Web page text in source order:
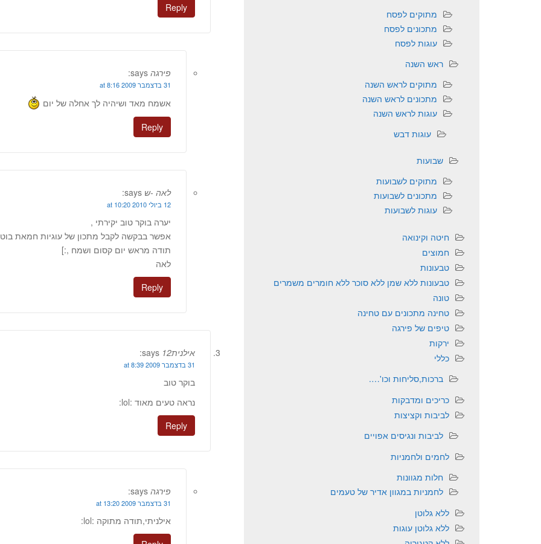
Reply
פירגה says:
31 בדצמבר 2009 at 8:16
אשמח מאד ושיהיה לך אחלה של יום
Reply
לאה -ש says:
12 ביולי 2010 at 10:20
יערה בוקר טוב יקירתי ,
אפשר בבקשה לקבל מתכון של עוגיות חמאת
תודה מראש יום קסום ושמח ,:]
לאה
Reply
אילנית12 says:
31 בדצמבר 2009 at 8:39
בוקר טוב
נראה טעים מאוד :lol:
Reply
פירגה says:
31 בדצמבר 2009 at 13:20
אילניתי,תודה מתוקה :lol:
מתוקים לפסח
מתכונים לפסח
עוגות לפסח
ראש השנה
מתוקים לראש השנה
מתכונים לראש השנה
עוגות לראש השנה
עוגות דבש
שבועות
מתוקים לשבועות
מתכונים לשבועות
עוגות לשבועות
חיטה וקינואה
חמוצים
טבעונות
טבעונות ללא שמן ללא סוכר ללא חומרים משמרים
טונה
טחינה מתכונים עם טחינה
טיפים של פירגה
ירקות
כללי
ברכות,סליחות וכו'….
כריכים ומדבקות
לביבות וקציצות
לביבות ונגיסים אפויים
לחמים ולחמניות
חלות מגוונות
לחמניות במגוון אדיר של טעמים
ללא גלוטן
ללא גלוטן עוגות